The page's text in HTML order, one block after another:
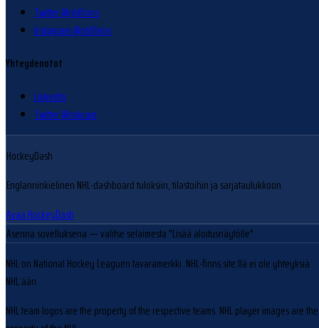
Twitter @nhlfinns
Instagram @nhlfinns
Yhteydenotot
LinkedIn
Twitter @hokram
HockeyDash
Englanninkielinen NHL-dashboard tuloksiin, tilastoihin ja sarjataulukkoon.
Avaa HockeyDash
Asenna sovelluksena — valitse selaimesta "Lisää aloitusnäytölle"
NHL on National Hockey Leaguen tavaramerkki. NHL-finns.site:llä ei ole yhteyksiä
NHL:ään.
NHL team logos are the property of the respective teams. NHL player images are the